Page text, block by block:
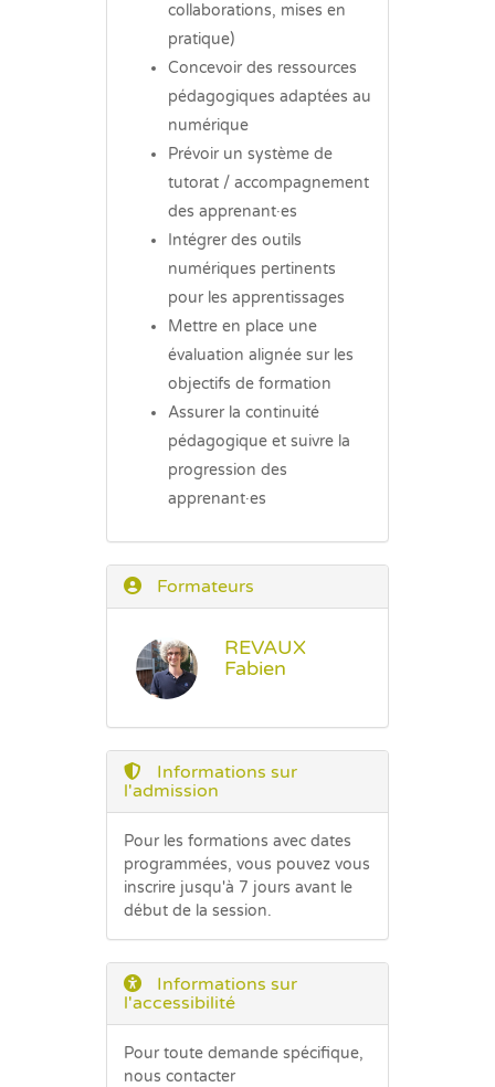
collaborations, mises en
pratique)
Concevoir des ressources
pédagogiques adaptées au
numérique
Prévoir un système de
tutorat / accompagnement
des apprenant·es
Intégrer des outils
numériques pertinents
pour les apprentissages
Mettre en place une
évaluation alignée sur les
objectifs de formation
Assurer la continuité
pédagogique et suivre la
progression des
apprenant·es
Formateurs
REVAUX
Fabien
Informations sur
l'admission
Pour les formations avec dates
programmées, vous pouvez vous
inscrire jusqu'à 7 jours avant le
début de la session.
Informations sur
l'accessibilité
Pour toute demande spécifique,
nous contacter